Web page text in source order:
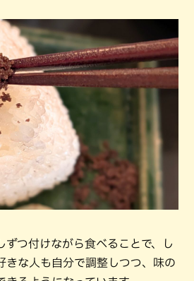
ずつ付けながら食べることで、し
きな人も自分で調整しつつ、味の